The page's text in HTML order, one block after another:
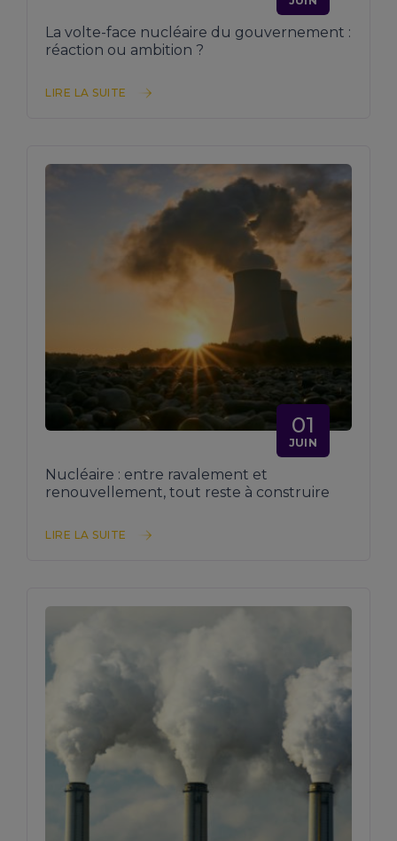
La volte-face nucléaire du gouvernement :
réaction ou ambition ?
LIRE LA SUITE
01
JUIN
Nucléaire : entre ravalement et
renouvellement, tout reste à construire
LIRE LA SUITE